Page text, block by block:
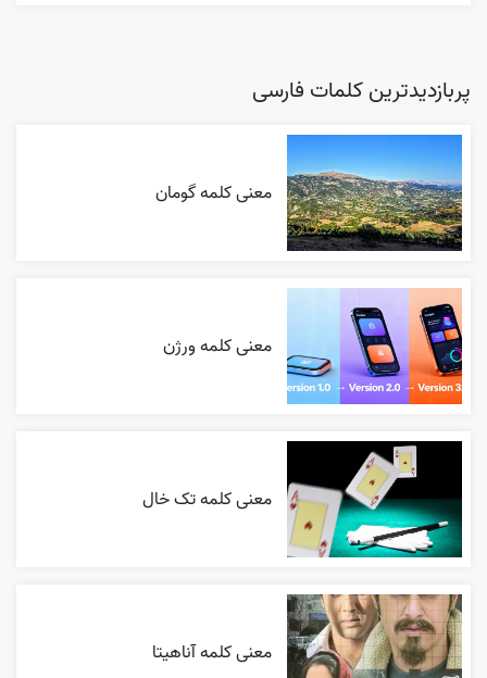
پربازدیدترین کلمات فارسی
معنی کلمه گومان
معنی کلمه ورژن
معنی کلمه تک خال
معنی کلمه آناهیتا